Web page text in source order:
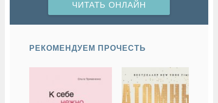
ЧИТАТЬ ОНЛАЙН
РЕКОМЕНДУЕМ ПРОЧЕСТЬ